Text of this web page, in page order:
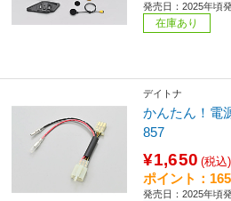
発売日：2025年頃
在庫あり
デイトナ
かんたん！電
857
¥1,650 (税込)
ポイント：165
発売日：2025年頃